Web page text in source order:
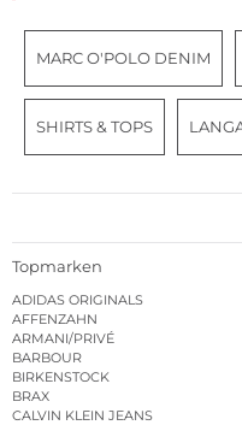
MARC O'POLO DENIM
SHIRTS & TOPS
Topmarken
ADIDAS ORIGINALS
AFFENZAHN
ARMANI/PRIVÉ
BARBOUR
BIRKENSTOCK
BRAX
CALVIN KLEIN JEANS